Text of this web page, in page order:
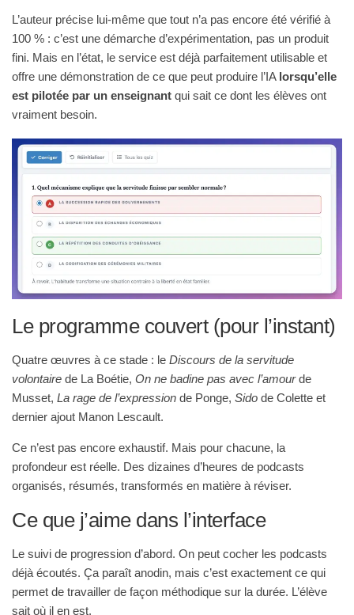
L’auteur précise lui-même que tout n’a pas encore été vérifié à
100 % : c’est une démarche d’expérimentation, pas un produit
fini. Mais en l’état, le service est déjà parfaitement utilisable et
offre une démonstration de ce que peut produire l’IA lorsqu’elle
est pilotée par un enseignant qui sait ce dont les élèves ont
vraiment besoin.
Le programme couvert (pour l’instant)
Quatre œuvres à ce stade : le Discours de la servitude
volontaire de La Boétie, On ne badine pas avec l’amourde
Musset, La rage de l’expression de Ponge, Sido de Colette et
dernier ajout Manon Lescault.
Ce n’est pas encore exhaustif. Mais pour chacune, la
profondeur est réelle. Des dizaines d’heures de podcasts
organisés, résumés, transformés en matière à réviser.
Ce que j’aime dans l’interface
Le suivi de progression d’abord. On peut cocher les podcasts
déjà écoutés. Ça paraît anodin, mais c’est exactement ce qui
permet de travailler de façon méthodique sur la durée. L’élève
sait où il en est.